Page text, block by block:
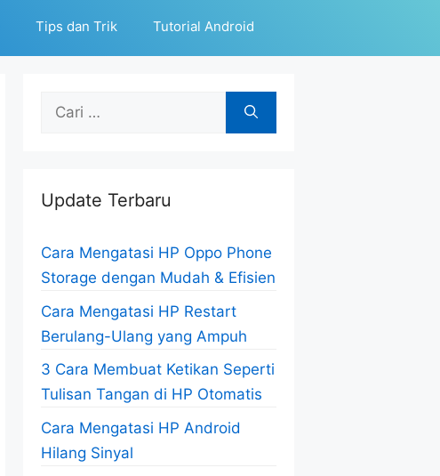
Tips dan Trik Tutorial Android
Cari
Update Terbaru
Cara Mengatasi HP Oppo Phone
Storage dengan Mudah & Efisien
Cara Mengatasi HP Restart
Berulang-Ulang yang Ampuh
3 Cara Membuat Ketikan Seperti
Tulisan Tangan di HP Otomatis
Cara Mengatasi HP Android
Hilang Sinyal